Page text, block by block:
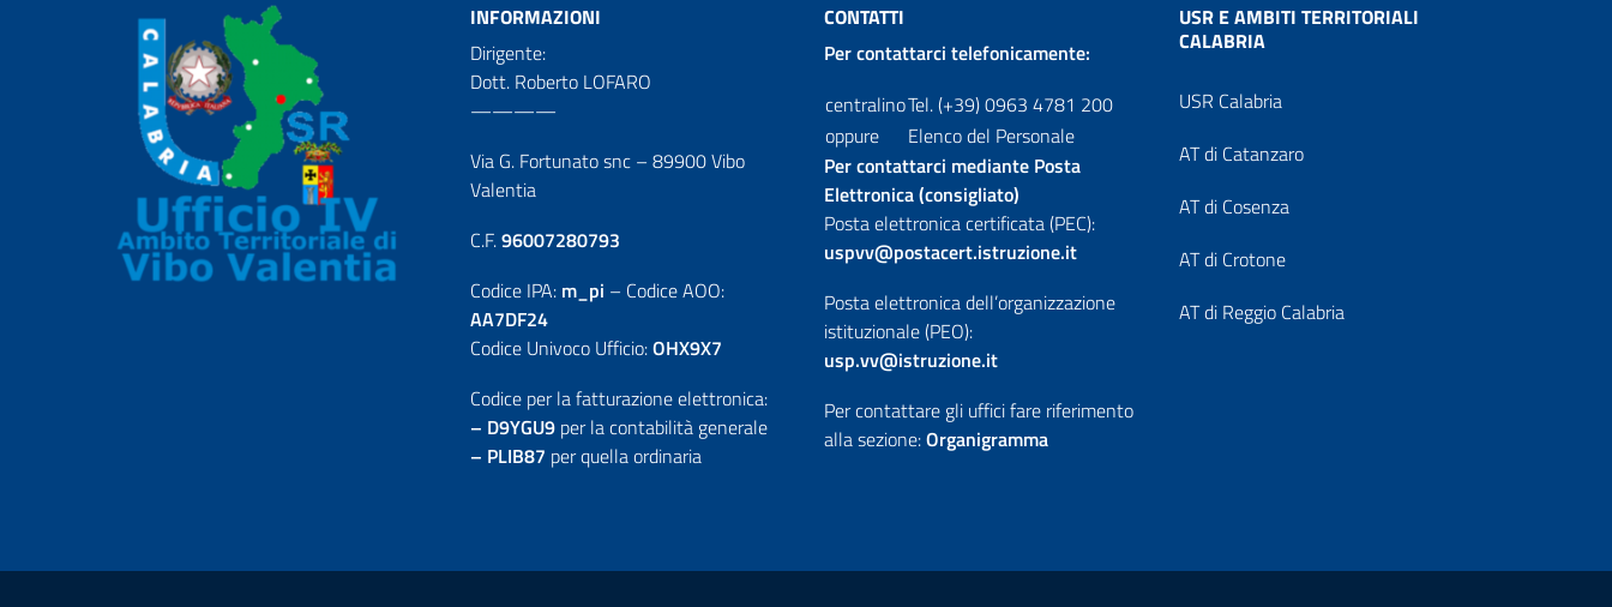
INFORMAZIONI
Dirigente:
Dott. Roberto LOFARO
————
Via G. Fortunato snc – 89900 Vibo
Valentia
C.F.96007280793
Codice IPA: m_pi – Codice AOO:
AA7DF24
Codice Univoco Ufficio:OHX9X7
Codice per la fatturazione elettronica:
– D9YGU9per la contabilità generale
– PLIB87 per quella ordinaria
CONTATTI
Per contattarci telefonicamente:
centralinoTel. (+39) 0963 4781 200
oppure
Elenco del Personale
Per contattarci mediante Posta
Elettronica (consigliato)
Posta elettronica certificata (PEC):
uspvv@postacert.istruzione.it
Posta elettronica dell’organizzazione
istituzionale (PEO):
usp.vv@istruzione.it
Per contattare gli uffici fare riferimento
alla sezione:Organigramma
USR E AMBITI TERRITORIALI
CALABRIA
USR Calabria
AT di Catanzaro
AT di Cosenza
AT di Crotone
AT di Reggio Calabria